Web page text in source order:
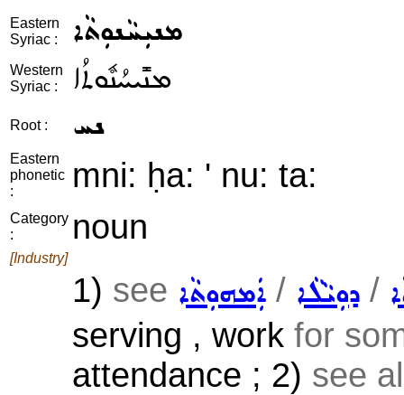
Eastern
Syriac :
ܡܢܝܼܚܵܢܘܼܬܵܐ
Western
Syriac :
ܡܢܺܝܚܳܢܽܘܬܳܐ
Root : ܢܚ
Eastern
phonetic
:
mni: ḥa: ' nu: ta:
Category
:
noun
[Industry]
1) see ܐܲܡܗܘܼܬܵܐ / ܕܘܼܝܵܠܵܐ /
serving , work for
attendance ; 2) see